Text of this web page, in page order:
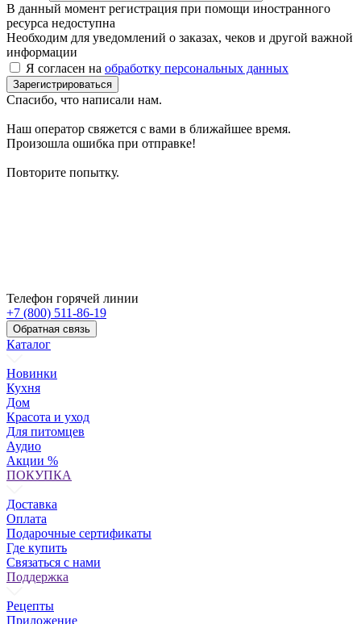
В данный момент регистрация при помощи иностранного
ресурса недоступна
Необходим для уведомлений о заказах, чеков и другой важной
информации
Я согласен на обработку персональных данных
Зарегистрироваться
Спасибо, что написали нам.
Наш оператор свяжется с вами в ближайшее время.
Произошла ошибка при отправке!
Повторите попытку.
Телефон горячей линии
+7 (800) 511-86-19
Обратная связь
Каталог
Новинки
Кухня
Дом
Красота и уход
Для питомцев
Аудио
Акции %
ПОКУПКА
Доставка
Оплата
Подарочные сертификаты
Где купить
Связаться с нами
Поддержка
Рецепты
Приложение